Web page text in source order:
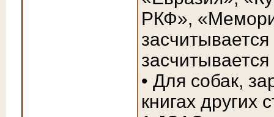
РКФ»,
• Для собак,
книгах других